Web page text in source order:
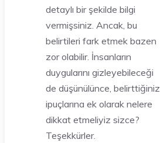
detaylı bir şekilde bilgi
vermişsiniz. Ancak, bu
belirtileri fark etmek bazen
zor olabilir. İnsanların
duygularını gizleyebileceği
de düşünülünce, belirttiğiniz
ipuçlarına ek olarak nelere
dikkat etmeliyiz sizce?
Teşekkürler.